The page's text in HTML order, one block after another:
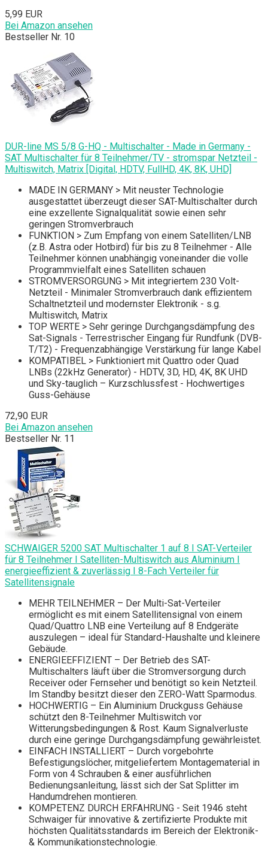
5,99 EUR
Bei Amazon ansehen
Bestseller Nr. 10
DUR-line MS 5/8 G-HQ - Multischalter - Made in Germany -
SAT Multischalter für 8 Teilnehmer/TV - stromspar Netzteil -
Multiswitch, Matrix [Digital, HDTV, FullHD, 4K, 8K, UHD]
MADE IN GERMANY > Mit neuster Technologie
ausgestattet überzeugt dieser SAT-Multischalter durch
eine exzellente Signalqualität sowie einen sehr
geringen Stromverbrauch
FUNKTION > Zum Empfang von einem Satelliten/LNB
(z.B. Astra oder Hotbird) für bis zu 8 Teilnehmer - Alle
Teilnehmer können unabhängig voneinander die volle
Programmvielfalt eines Satelliten schauen
STROMVERSORGUNG > Mit integriertem 230 Volt-
Netzteil - Minimaler Stromverbrauch dank effizientem
Schaltnetzteil und modernster Elektronik - s.g.
Multiswitch, Matrix
TOP WERTE > Sehr geringe Durchgangsdämpfung des
Sat-Signals - Terrestrischer Eingang für Rundfunk (DVB-
T/T2) - Frequenzabhängige Verstärkung für lange Kabel
KOMPATIBEL > Funktioniert mit Quattro oder Quad
LNBs (22kHz Generator) - HDTV, 3D, HD, 4K, 8K UHD
und Sky-tauglich – Kurzschlussfest - Hochwertiges
Guss-Gehäuse
72,90 EUR
Bei Amazon ansehen
Bestseller Nr. 11
SCHWAIGER 5200 SAT Multischalter 1 auf 8 I SAT-Verteiler
für 8 Teilnehmer I Satelliten-Multiswitch aus Aluminium I
energieeffizient & zuverlässig I 8-Fach Verteiler für
Satellitensignale
MEHR TEILNEHMER – Der Multi-Sat-Verteiler
ermöglicht es mit einem Satellitensignal von einem
Quad/Quattro LNB eine Verteilung auf 8 Endgeräte
auszulegen – ideal für Standard-Haushalte und kleinere
Gebäude.
ENERGIEEFFIZIENT – Der Betrieb des SAT-
Multischalters läuft über die Stromversorgung durch
Receiver oder Fernseher und benötigt so kein Netzteil.
Im Standby besitzt dieser den ZERO-Watt Sparmodus.
HOCHWERTIG – Ein Aluminium Druckguss Gehäuse
schützt den 8-Teilnehmer Multiswitch vor
Witterungsbedingungen & Rost. Kaum Signalverluste
durch eine geringe Durchgangsdämpfung gewährleistet.
EINFACH INSTALLIERT – Durch vorgebohrte
Befestigungslöcher, mitgeliefertem Montagematerial in
Form von 4 Schrauben & einer ausführlichen
Bedienungsanleitung, lässt sich der Sat Splitter im
Handumdrehen montieren.
KOMPETENZ DURCH ERFAHRUNG - Seit 1946 steht
Schwaiger für innovative & zertifizierte Produkte mit
höchsten Qualitätsstandards im Bereich der Elektronik-
& Kommunikationstechnologie.